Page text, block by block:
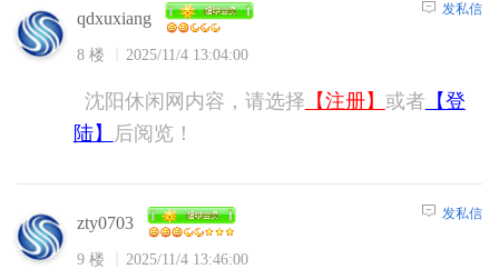
qdxuxiang
8 楼 2025/11/4 13:04:00
发私信
沈阳休闲网内容，请选择 【注册】 或者 【登
陆】
后阅览！
zty0703
9 楼 2025/11/4 13:46:00
发私信